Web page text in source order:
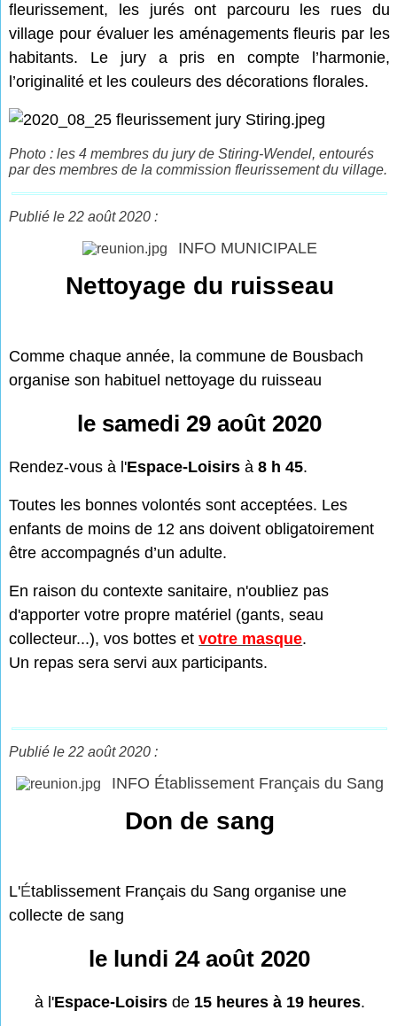
fleurissement, les jurés ont parcouru les rues du
village pour évaluer les aménagements fleuris par les
habitants. Le jury a pris en compte l’harmonie,
l’originalité et les couleurs des décorations florales.
Photo : les 4 membres du jury de Stiring-Wendel, entourés
par des membres de la commission fleurissement du village.
Publié le 22 août 2020 :
INFO MUNICIPALE
Nettoyage du ruisseau
Comme chaque année, la commune de Bousbach
organise son habituel nettoyage du ruisseau
le samedi 29 août 2020
Rendez-vous à l'Espace-Loisirs à8 h 45.
Toutes les bonnes volontés sont acceptées. Les
enfants de moins de 12 ans doivent obligatoirement
être accompagnés d’un adulte.
En raison du contexte sanitaire, n'oubliez pas
d'apporter votre propre matériel (gants, seau
collecteur...), vos bottes etvotre masque.
Un repas sera servi aux participants.
Publié le 22 août 2020 :
INFO Établissement Français du Sang
Don de sang
L'Établissement Français du Sang organise une
collecte de sang
le lundi 24 août 2020
à l'Espace-Loisirsde 15 heures à 19 heures.